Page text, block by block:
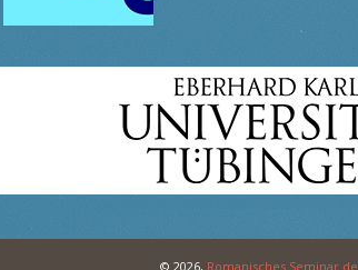
© 2026, Romanisches Seminar